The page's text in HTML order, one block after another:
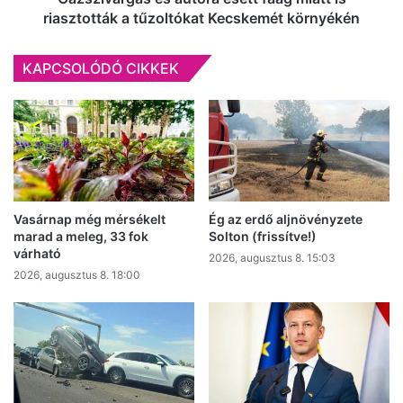
Kecskemét
riasztották a tűzoltókat Kecskemét környékén
KAPCSOLÓDÓ CIKKEK
Vasárnap még mérsékelt
marad a meleg, 33 fok
várható
2026, augusztus 8. 18:00
Ég az erdő aljnövényzete
Solton (frissítve!)
2026, augusztus 8. 15:03